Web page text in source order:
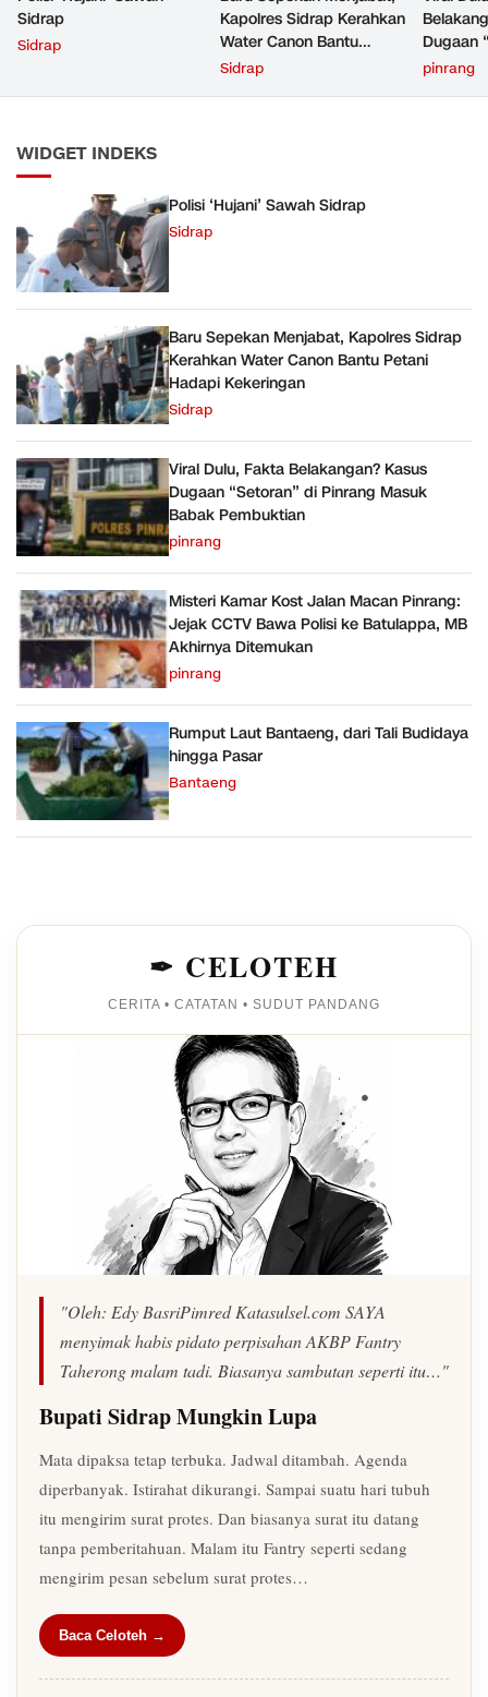
Sidrap
Sidrap
Kapolres Sidrap Kerahkan
Water Canon Bantu
Petani Hadapi Kekeringan
Sidrap
Dugaan
Pinrang
pinrang
WIDGET INDEKS
Polisi ‘Hujani’ Sawah Sidrap
Sidrap
Baru Sepekan Menjabat, Kapolres Sidrap
Kerahkan Water Canon Bantu Petani
Hadapi Kekeringan
Sidrap
Viral Dulu, Fakta Belakangan? Kasus
Dugaan “Setoran” di Pinrang Masuk
Babak Pembuktian
pinrang
Misteri Kamar Kost Jalan Macan Pinrang:
Jejak CCTV Bawa Polisi ke Batulappa, MB
Akhirnya Ditemukan
pinrang
Rumput Laut Bantaeng, dari Tali Budidaya
hingga Pasar
Bantaeng
✒ CELOTEH
CERITA • CATATAN • SUDUT PANDANG
"Oleh: Edy BasriPimred Katasulsel.com SAYA
menyimak habis pidato perpisahan AKBP Fantry
Taherong malam tadi. Biasanya sambutan seperti itu…"
Bupati Sidrap Mungkin Lupa
Mata dipaksa tetap terbuka. Jadwal ditambah. Agenda
diperbanyak. Istirahat dikurangi. Sampai suatu hari tubuh
itu mengirim surat protes. Dan biasanya surat itu datang
tanpa pemberitahuan. Malam itu Fantry seperti sedang
mengirim pesan sebelum surat protes…
Baca Celoteh →